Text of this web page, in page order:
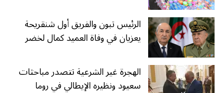
الرئيس تبون والفريق أول شنقريحة
يعزيان في وفاة العميد كمال لخضر
الهجرة غير الشرعية تتصدر مباحثات
سعيود ونظيره الإيطالي في روما